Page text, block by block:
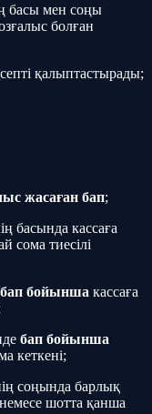
басы мен соңы
болған
қалыптастырады;
жасаған бап;
басында кассаға
сома тиесілі
бап бойынша кассаға
бап бойынша
кеткені;
соңында барлық
шотта қанша